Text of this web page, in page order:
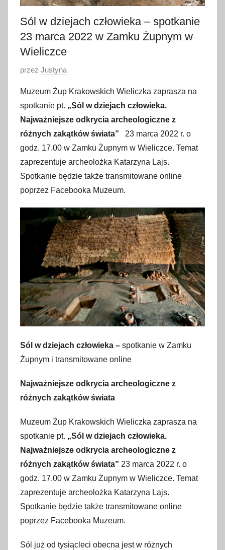
Sól w dziejach człowieka – spotkanie
23 marca 2022 w Zamku Żupnym w
Wieliczce
O
u
b
l
i
k
o
w
a
c
a
2
2
przez Justyna
Muzeum Żup Krakowskich Wieliczka zaprasza na
spotkanie pt. „Sól w dziejach człowieka.
Najważniejsze odkrycia archeologiczne z
różnych zakątków świata” 23 marca 2022 r. o
godz. 17.00 w Zamku Żupnym w Wieliczce. Temat
zaprezentuje archeolożka Katarzyna Lajs.
Spotkanie będzie także transmitowane online
poprzez Facebooka Muzeum.
Sól w dziejach człowieka – spotkanie w Zamku
Żupnym i transmitowane online
Najważniejsze odkrycia archeologiczne z
różnych zakątków świata
Muzeum Żup Krakowskich Wieliczka zaprasza na
spotkanie pt. „Sól w dziejach człowieka.
Najważniejsze odkrycia archeologiczne z
różnych zakątków świata” 23 marca 2022 r. o
godz. 17.00 w Zamku Żupnym w Wieliczce. Temat
zaprezentuje archeolożka Katarzyna Lajs.
Spotkanie będzie także transmitowane online
poprzez Facebooka Muzeum.
Sól już od tysiącleci obecna jest w różnych